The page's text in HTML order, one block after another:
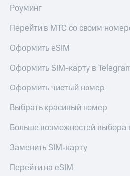
Роуминг
Перейти в МТС со своим
Оформить eSIM
Оформить SIM-карту в
Оформить чистый номер
Выбрать красивый номер
Больше возможностей выбора
Заменить SIM-карту
Перейти на eSIM